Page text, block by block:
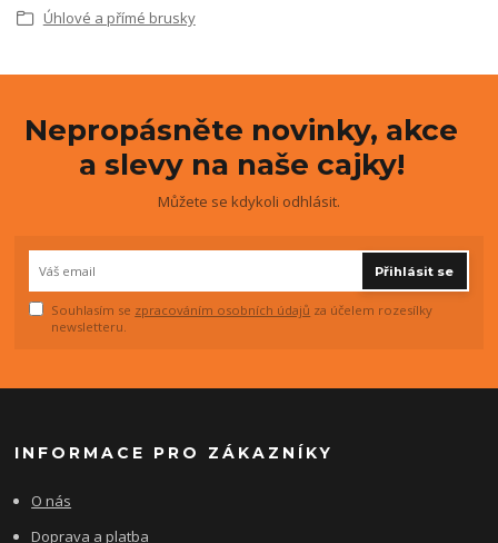
Úhlové a přímé brusky
Nepropásněte novinky, akce
a slevy na naše cajky!
Můžete se kdykoli odhlásit.
Přihlásit se
Souhlasím se zpracováním osobních údajů za účelem rozesílky
newsletteru.
INFORMACE PRO ZÁKAZNÍKY
O nás
Doprava a platba